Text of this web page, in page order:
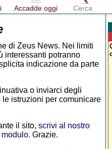
Accadde oggi Cerca
di Zeus News. Nei limiti
interessanti potranno
indicazione da parte
o inviarci degli
istruzioni per comunicare
il sito, scrivi al nostro
. Grazie.